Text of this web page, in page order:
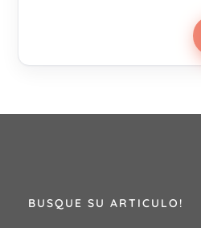
BUSQUE SU ARTICULO!